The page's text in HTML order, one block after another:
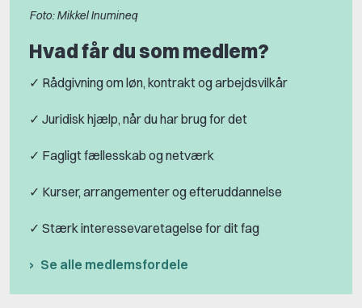
Foto: Mikkel Inumineq
Hvad får du som medlem?
✓ Rådgivning om løn, kontrakt og arbejdsvilkår
✓ Juridisk hjælp, når du har brug for det
✓ Fagligt fællesskab og netværk
✓ Kurser, arrangementer og efteruddannelse
✓ Stærk interessevaretagelse for dit fag
Se alle medlemsfordele